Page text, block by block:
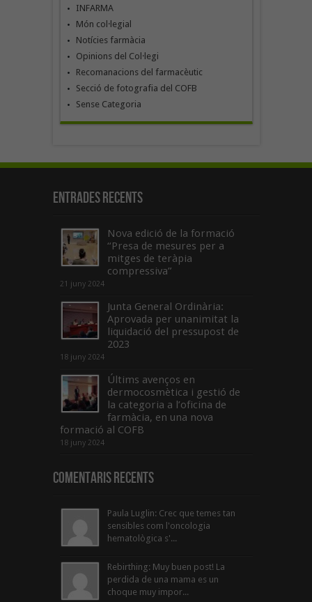
INFARMA
Món col·legial
Notícies farmàcia
Opinions del Col·legi
Recomanacions del farmacèutic
Secció de fotografia del COFB
Sense Categoria
Entrades recents
Nova edició de la formació
“Presa de mesures per a
mitges de teràpia
compressiva”
21 juny 2024
Junta General Ordinària:
Aprovada per unanimitat la
liquidació del pressupost de
2023
18 juny 2024
Últims avenços en
dermocosmètica i gestió de
la categoria a l’oficina de
farmàcia, en una nova
formació al COFB
18 juny 2024
Comentaris Recents
Paula Luglin: Crec que temes tan
sensibles com l'oncologia
hematològica s'...
Rebirthing: Muy buen post! La
perdida de una mama es un
choque muy impor...